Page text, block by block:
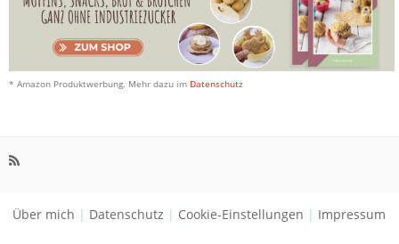
* Amazon Produktwerbung. Mehr dazu im Datenschutz
Über mich | Datenschutz | Cookie-Einstellungen | Impressum